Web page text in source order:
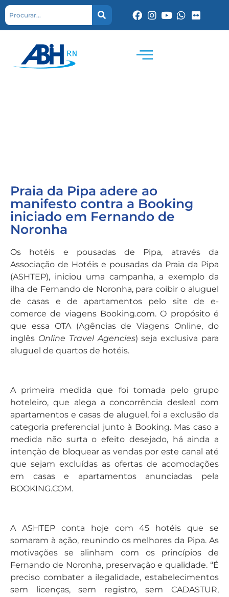
Praia da Pipa adere ao
manifesto contra a Booking
iniciado em Fernando de
Noronha
Os hotéis e pousadas de Pipa, através da
Associação de Hotéis e pousadas da Praia da Pipa
(ASHTEP), iniciou uma campanha, a exemplo da
ilha de Fernando de Noronha, para coibir o aluguel
de casas e de apartamentos pelo site de e-
comerce de viagens Booking.com. O propósito é
que essa OTA (Agências de Viagens Online, do
inglês Online Travel Agencies) seja exclusiva para
aluguel de quartos de hotéis.
A primeira medida que foi tomada pelo grupo
hoteleiro, que alega a concorrência desleal com
apartamentos e casas de aluguel, foi a exclusão da
categoria preferencial junto à Booking. Mas caso a
medida não surta o efeito desejado, há ainda a
intenção de bloquear as vendas por este canal até
que sejam excluídas as ofertas de acomodações
em casas e apartamentos anunciadas pela
BOOKING.COM.
A ASHTEP conta hoje com 45 hotéis que se
somaram à ação, reunindo os melhores da Pipa. As
motivações se alinham com os princípios de
Fernando de Noronha, preservação e qualidade. “É
preciso combater a ilegalidade, estabelecimentos
sem licenças, sem registro, sem CADASTUR,